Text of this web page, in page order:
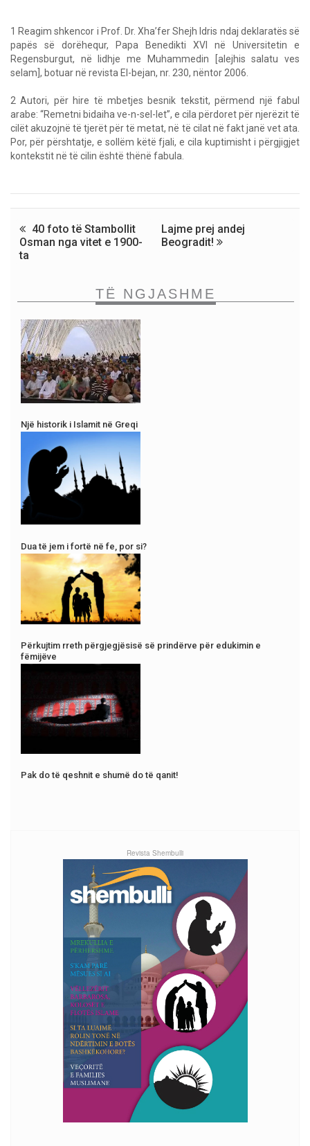
1 Reagim shkencor i Prof. Dr. Xha’fer Shejh Idris ndaj deklaratës së
papës së dorëhequr, Papa Benedikti XVI në Universitetin e
Regensburgut, në lidhje me Muhammedin [alejhis salatu ves
selam], botuar në revista El-bejan, nr. 230, nëntor 2006.
2 Autori, për hire të mbetjes besnik tekstit, përmend një fabul
arabe: “Remetni bidaiha ve-n-sel-let”, e cila përdoret për njerëzit të
cilët akuzojnë të tjerët për të metat, në të cilat në fakt janë vet ata.
Por, për përshtatje, e sollëm këtë fjali, e cila kuptimisht i përgjigjet
kontekstit në të cilin është thënë fabula.
40 foto të Stambollit
Osman nga vitet e 1900-
ta
Lajme prej andej
Beogradit!
TË NGJASHME
Një historik i Islamit në Greqi
Dua të jem i fortë në fe, por si?
Përkujtim rreth përgjegjësisë së prindërve për edukimin e
fëmijëve
Pak do të qeshnit e shumë do të qanit!
Revista Shembulli